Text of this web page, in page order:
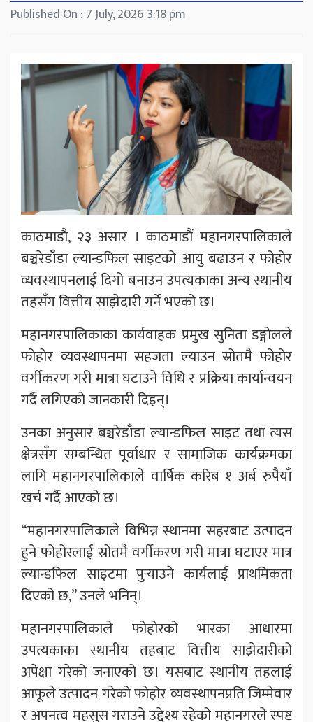
Published On : 7 July, 2026 3:18 pm
काठमाडौ, २३ असार । काठमाडौं महानगरपालिकाले
बञ्चरेडाँडा ल्यान्डफिल साइटको आयु बढाउन र फोहोर
व्यवस्थापनलाई दिगो बनाउन उपत्यकाका अन्य स्थानीय
तहसँग वित्तीय साझेदारी गर्ने भएको छ।
महानगरपालिकाका कार्यवाहक प्रमुख सुनिता डङ्गोलले
फोहोर व्यवस्थापनमा सहजता ल्याउन स्रोतमै फोहोर
वर्गीकरण गरी मात्रा घटाउने विधि र प्रक्रिया कार्यान्वयन
गर्दै लगिएको जानकारी दिइन्।
उनका अनुसार बञ्चरेडाँडा ल्यान्डफिल साइट तथा त्यस
क्षेत्रसँग सम्बन्धित पूर्वाधार र सामाजिक कार्यक्रमका
लागि महानगरपालिकाले वार्षिक करिब १ अर्ब रुपैयाँ
खर्च गर्दै आएको छ।
“महानगरपालिकाले विभिन्न स्थानमा सहरबाट उत्पादन
हुने फोहोरलाई स्रोतमै वर्गीकरण गरी मात्रा घटाएर मात्र
ल्यान्डफिल साइटमा पुर्‍याउने कार्यलाई प्राथमिकता
दिएको छ,” उनले भनिन्।
महानगरपालिकाले फोहोरको भारका आधारमा
उपत्यकाका स्थानीय तहबाट वित्तीय साझेदारीको
अपेक्षा गरेको जनाएको छ। यसबाट स्थानीय तहलाई
आफूले उत्पादन गरेको फोहोर व्यवस्थापनप्रति जिम्मेवार
र अपनत्व महसुस गराउने उद्देश्य रहेको महानगरले स्पष्ट